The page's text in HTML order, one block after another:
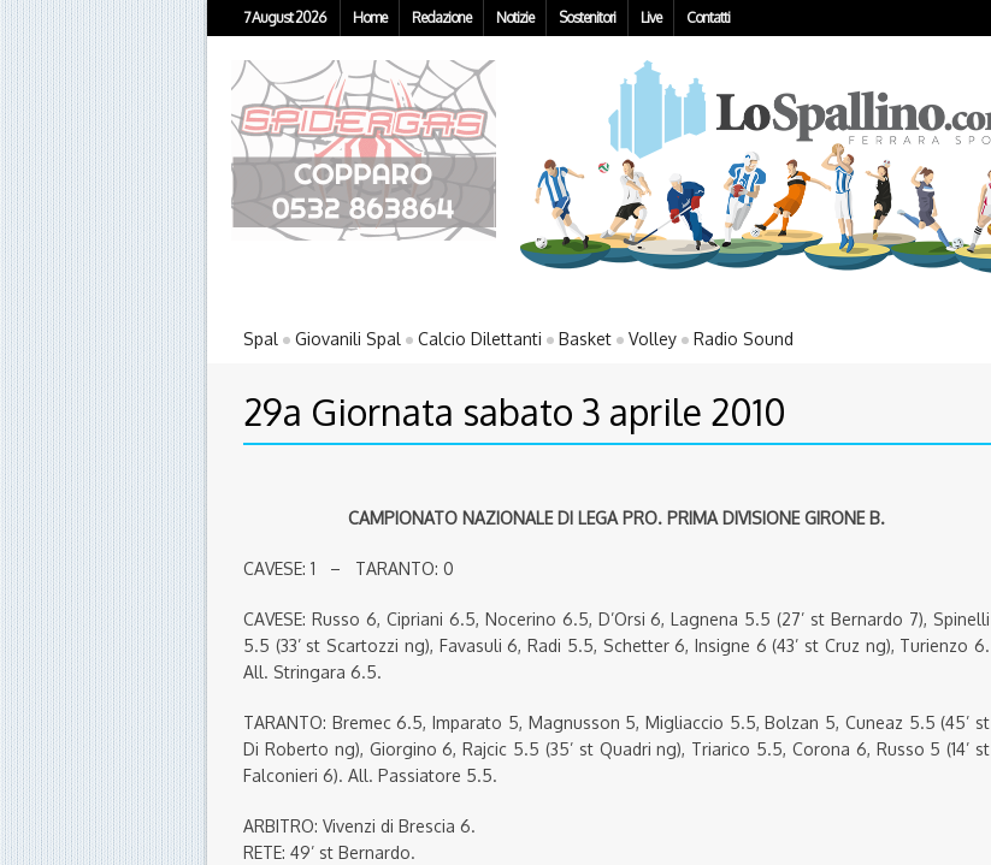
7 August 2026 Home Redazione Notizie Sostenitori Live Contatti
Spal Giovanili Spal Calcio Dilettanti Basket Volley Radio Sound
29a Giornata sabato 3 aprile 2010
CAMPIONATO NAZIONALE DI LEGA PRO. PRIMA DIVISIONE GIRONE B.
CAVESE: 1 – TARANTO: 0
CAVESE: Russo 6, Cipriani 6.5, Nocerino 6.5, D’Orsi 6, Lagnena 5.5 (27’ st Bernardo 7), Spinelli
5.5 (33’ st Scartozzi ng), Favasuli 6, Radi 5.5, Schetter 6, Insigne 6 (43’ st Cruz ng), Turienzo 6.
All. Stringara 6.5.
TARANTO: Bremec 6.5, Imparato 5, Magnusson 5, Migliaccio 5.5, Bolzan 5, Cuneaz 5.5 (45’ st
Di Roberto ng), Giorgino 6, Rajcic 5.5 (35’ st Quadri ng), Triarico 5.5, Corona 6, Russo 5 (14’ st
Falconieri 6). All. Passiatore 5.5.
ARBITRO: Vivenzi di Brescia 6.
RETE: 49’ st Bernardo.